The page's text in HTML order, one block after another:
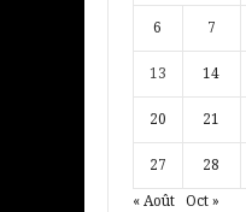
6 7
13 14
20 21
27 28
« Août Oct »